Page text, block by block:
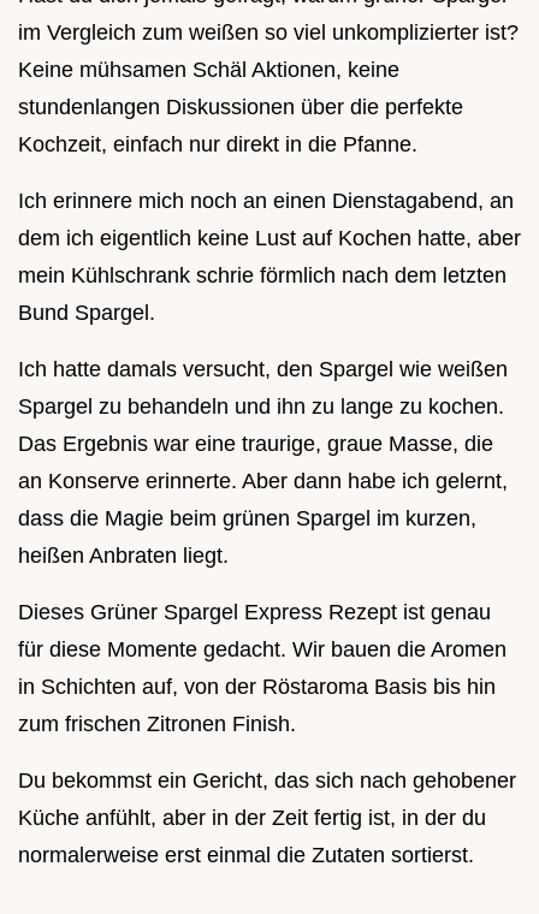
im Vergleich zum weißen so viel unkomplizierter ist?
Keine mühsamen Schäl Aktionen, keine
stundenlangen Diskussionen über die perfekte
Kochzeit, einfach nur direkt in die Pfanne.
Ich erinnere mich noch an einen Dienstagabend, an
dem ich eigentlich keine Lust auf Kochen hatte, aber
mein Kühlschrank schrie förmlich nach dem letzten
Bund Spargel.
Ich hatte damals versucht, den Spargel wie weißen
Spargel zu behandeln und ihn zu lange zu kochen.
Das Ergebnis war eine traurige, graue Masse, die
an Konserve erinnerte. Aber dann habe ich gelernt,
dass die Magie beim grünen Spargel im kurzen,
heißen Anbraten liegt.
Dieses Grüner Spargel Express Rezept ist genau
für diese Momente gedacht. Wir bauen die Aromen
in Schichten auf, von der Röstaroma Basis bis hin
zum frischen Zitronen Finish.
Du bekommst ein Gericht, das sich nach gehobener
Küche anfühlt, aber in der Zeit fertig ist, in der du
normalerweise erst einmal die Zutaten sortierst.